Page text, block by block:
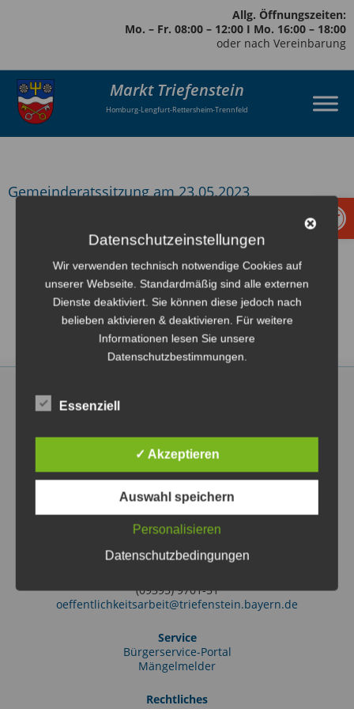
Allg. Öffnungszeiten:
Mo. – Fr. 08:00 – 12:00 I Mo. 16:00 – 18:00
oder nach Vereinbarung
Markt Triefenstein
Homburg-Lengfurt-Rettersheim-Trennfeld
Gemeinderatssitzung am 23.05.2023
zurück
Markt Triefenstein
Rathausstraße 2
97855 Triefenstein OT Lengfurt
(09395) 97010
info@triefenstein.bayern.de
Tourist-Information
Friedrich-Ebert-Str. 38
(09395) 9701-51
oeffentlichkeitsarbeit@triefenstein.bayern.de
Service
Bürgerservice-Portal
Mängelmelder
Rechtliches
Datenschutzeinstellungen
Wir verwenden technisch notwendige Cookies auf
unserer Webseite. Standardmäßig sind alle externen
Dienste deaktiviert. Sie können diese jedoch nach
belieben aktivieren & deaktivieren. Für weitere
Informationen lesen Sie unsere
Datenschutzbestimmungen.
Essenziell
✓ Akzeptieren
Auswahl speichern
Personalisieren
Datenschutzbedingungen